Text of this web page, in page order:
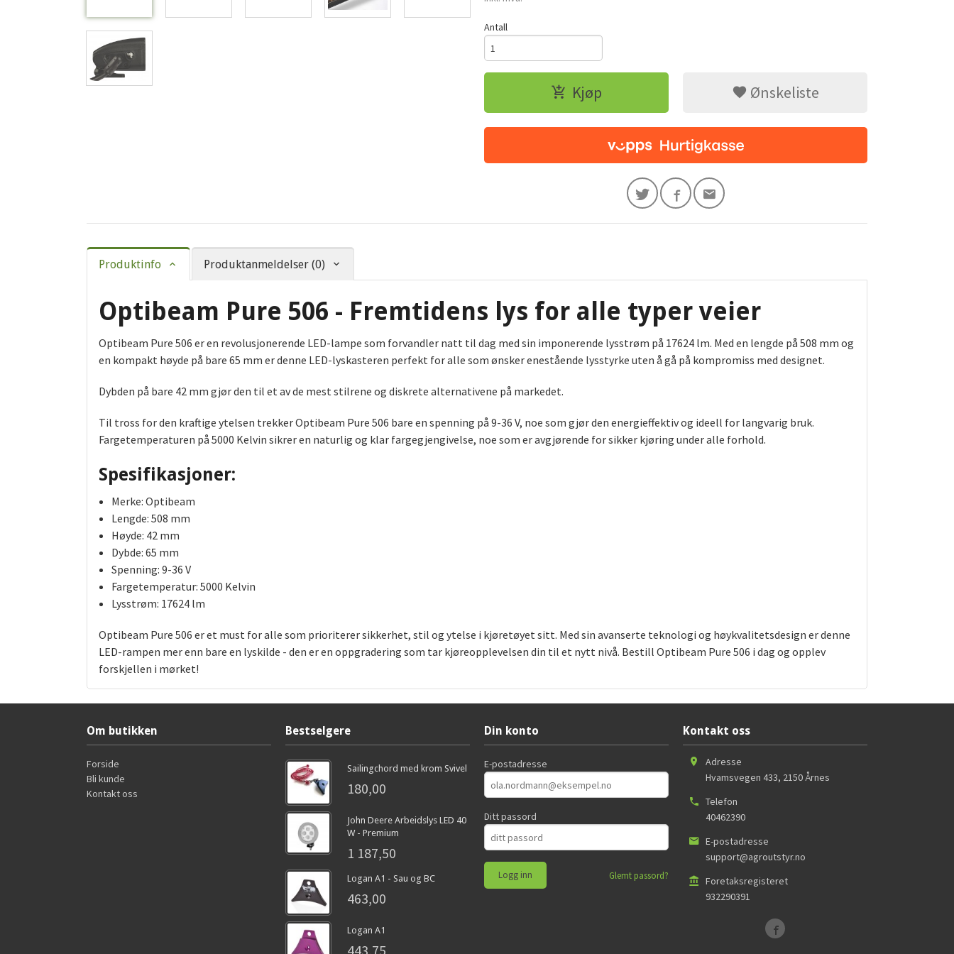
Antall
Kjøp Ønskeliste
Produktinfo Produktanmeldelser (0)
Optibeam Pure 506 - Fremtidens lys for alle typer veier
Optibeam Pure 506 er en revolusjonerende LED-lampe som forvandler natt til dag med sin imponerende lysstrøm på 17624 lm. Med en lengde på 508 mm og
en kompakt høyde på bare 65 mm er denne LED-lyskasteren perfekt for alle som ønsker enestående lysstyrke uten å gå på kompromiss med designet.
Dybden på bare 42 mm gjør den til et av de mest stilrene og diskrete alternativene på markedet.
Til tross for den kraftige ytelsen trekker Optibeam Pure 506 bare en spenning på 9-36 V, noe som gjør den energieffektiv og ideell for langvarig bruk.
Fargetemperaturen på 5000 Kelvin sikrer en naturlig og klar fargegjengivelse, noe som er avgjørende for sikker kjøring under alle forhold.
Spesifikasjoner:
Merke: Optibeam
Lengde: 508 mm
Høyde: 42 mm
Dybde: 65 mm
Spenning: 9-36 V
Fargetemperatur: 5000 Kelvin
Lysstrøm: 17624 lm
Optibeam Pure 506 er et must for alle som prioriterer sikkerhet, stil og ytelse i kjøretøyet sitt. Med sin avanserte teknologi og høykvalitetsdesign er denne
LED-rampen mer enn bare en lyskilde - den er en oppgradering som tar kjøreopplevelsen din til et nytt nivå. Bestill Optibeam Pure 506 i dag og opplev
forskjellen i mørket!
Om butikken
Forside
Bli kunde
Kontakt oss
Bestselgere
Sailingchord med krom Svivel
180,00
John Deere Arbeidslys LED 40
W - Premium
1 187,50
Logan A1 - Sau og BC
463,00
Logan A1
443,75
Din konto
E-postadresse
Ditt passord
Glemt passord?
Kontakt oss
Adresse
Hvamsvegen 433, 2150Årnes
Telefon
40462390
E-postadresse
support@agroutstyr.no
Foretaksregisteret
932290391